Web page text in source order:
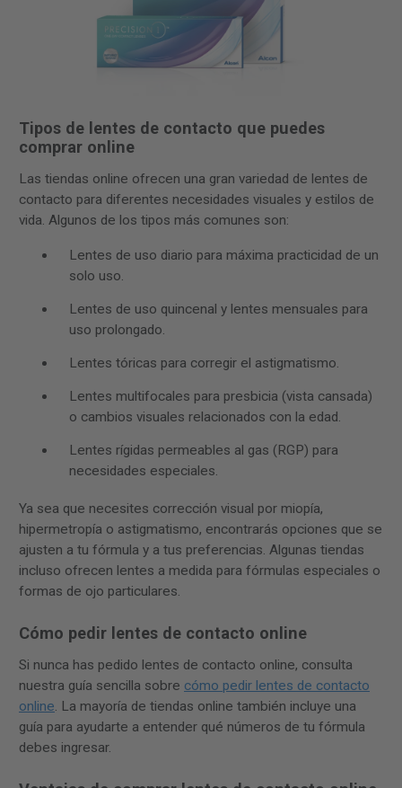
Tipos de lentes de contacto que puedes
comprar online
Las tiendas online ofrecen una gran variedad de lentes de
contacto para diferentes necesidades visuales y estilos de
vida. Algunos de los tipos más comunes son:
Lentes de uso diario para máxima practicidad de un
solo uso.
Lentes de uso quincenal y lentes mensuales para
uso prolongado.
Lentes tóricas para corregir el astigmatismo.
Lentes multifocales para presbicia (vista cansada)
o cambios visuales relacionados con la edad.
Lentes rígidas permeables al gas (RGP) para
necesidades especiales.
Ya sea que necesites corrección visual por miopía,
hipermetropía o astigmatismo, encontrarás opciones que se
ajusten a tu fórmula y a tus preferencias. Algunas tiendas
incluso ofrecen lentes a medida para fórmulas especiales o
formas de ojo particulares.
Cómo pedir lentes de contacto online
Si nunca has pedido lentes de contacto online, consulta
nuestra guía sencilla sobre cómo pedir lentes de contacto
online. La mayoría de tiendas online también incluye una
guía para ayudarte a entender qué números de tu fórmula
debes ingresar.